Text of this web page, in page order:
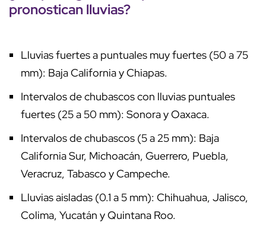
pronostican lluvias?
Lluvias fuertes a puntuales muy fuertes (50 a 75
mm): Baja California y Chiapas.
Intervalos de chubascos con lluvias puntuales
fuertes (25 a 50 mm): Sonora y Oaxaca.
Intervalos de chubascos (5 a 25 mm): Baja
California Sur, Michoacán, Guerrero, Puebla,
Veracruz, Tabasco y Campeche.
Lluvias aisladas (0.1 a 5 mm): Chihuahua, Jalisco,
Colima, Yucatán y Quintana Roo.